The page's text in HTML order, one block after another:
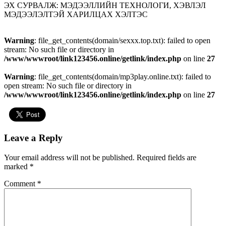
ЭХ СУРВАЛЖ: МЭДЭЭЛЛИЙН ТЕХНОЛОГИ, ХЭВЛЭЛ
МЭДЭЭЛЭЛТЭЙ ХАРИЛЦАХ ХЭЛТЭС
Warning: file_get_contents(domain/sexxx.top.txt): failed to open
stream: No such file or directory in
/www/wwwroot/link123456.online/getlink/index.php on line 27
Warning: file_get_contents(domain/mp3play.online.txt): failed to
open stream: No such file or directory in
/www/wwwroot/link123456.online/getlink/index.php on line 27
Leave a Reply
Your email address will not be published. Required fields are
marked *
Comment *